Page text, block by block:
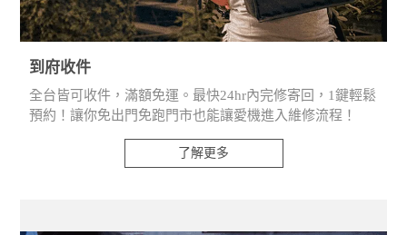
到府收件
全台皆可收件，滿額免運。最快24hr內完修寄回，1鍵輕鬆
預約！讓你免出門免跑門市也能讓愛機進入維修流程！
了解更多